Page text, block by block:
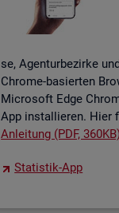
se, Agen­tur­be­zir­ke
Chro­me-ba­sier­ten
Mi­cro­soft Edge
App in­stal­lie­ren. Hier
An­lei­tung (PDF, 360KB)
Sta­tis­tik-App